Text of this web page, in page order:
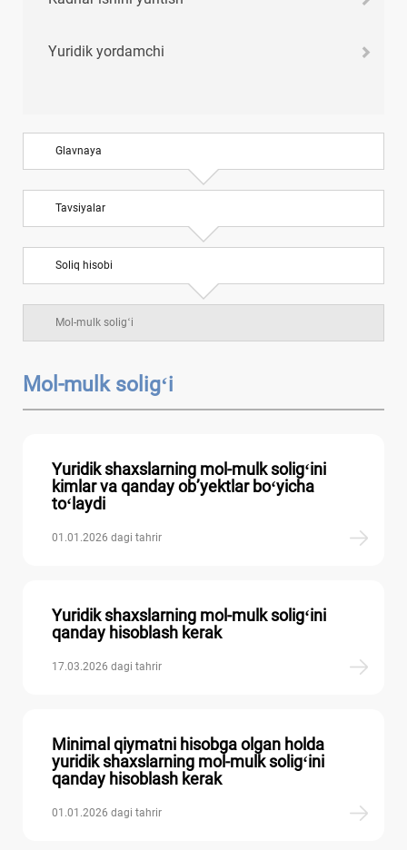
Yuridik yordamchi
Glavnaya
Tavsiyalar
Soliq hisobi
Mol-mulk soligʻi
Mol-mulk soligʻi
Yuridik shaхslarning mol-mulk soligʻini
kimlar va qanday ob’yektlar boʻyicha
toʻlaydi
01.01.2026 dagi tahrir
Yuridik shaхslarning mol-mulk soligʻini
qanday hisoblash kerak
17.03.2026 dagi tahrir
Minimal qiymatni hisobga olgan holda
yuridik shaхslarning mol-mulk soligʻini
qanday hisoblash kerak
01.01.2026 dagi tahrir